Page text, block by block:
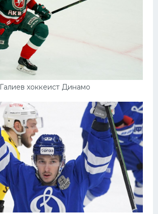
Галиев хоккеист Динамо